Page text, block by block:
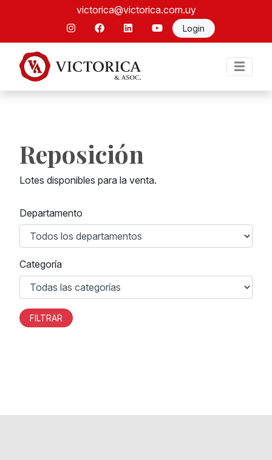
victorica@victorica.com.uy
Login
Reposición
Lotes disponibles para la venta.
Departamento
Categoría
FILTRAR